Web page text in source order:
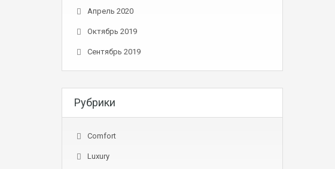
Апрель 2020
Октябрь 2019
Сентябрь 2019
Рубрики
Comfort
Luxury